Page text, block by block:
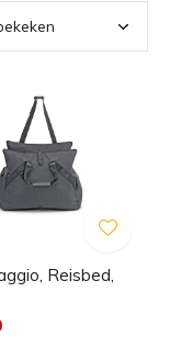
steel jij
Reisbed,